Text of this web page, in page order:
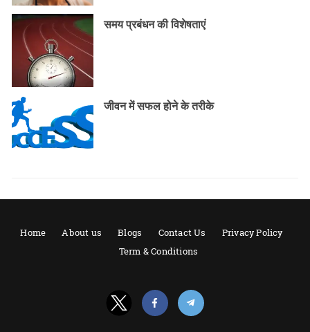
समय प्रबंधन की विशेषताएं
जीवन में सफल होने के तरीके
Home About us Blogs Contact Us
Privacy Policy
Term & Conditions